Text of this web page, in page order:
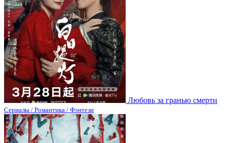
Любовь за гранью смерти
Сериалы / Романтика / Фэнтези